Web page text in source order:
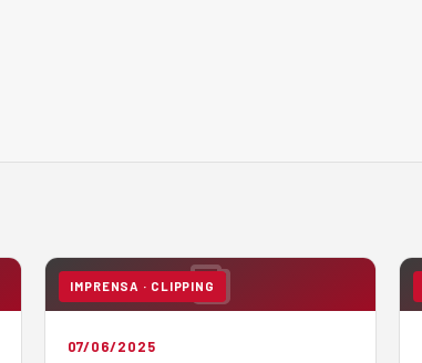
IMPRENSA · CLIPPING
07/06/2025